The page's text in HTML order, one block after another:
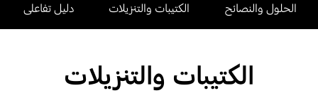
الحلول والنصائح الكتيبات والتنزيلات دليل تفاعلى
الكتيبات والتنزيلات